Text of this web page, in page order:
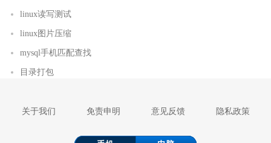
linux读写测试
linux图片压缩
mysql手机匹配查找
目录打包
关于我们 免责申明 意见反馈 隐私政策